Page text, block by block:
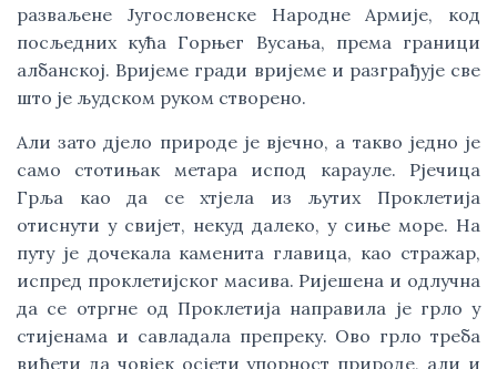
разваљене Југословенске Народне Армије, код
посљедних кућа Горњег Вусања, према граници
албанској. Вријеме гради вријеме и разграђује све
што је људском руком створено.
Али зато дјело природе је вјечно, а такво једно је
само стотињак метара испод карауле. Рјечица
Грља као да се хтјела из љутих Проклетија
отиснути у свијет, некуд далеко, у сиње море. На
путу је дочекала каменита главица, као стражар,
испред проклетијског масива. Ријешена и одлучна
да се отргне од Проклетија направила је грло у
стијенама и савладала препреку. Ово грло треба
виђети да човјек осјети упорност природе, али и